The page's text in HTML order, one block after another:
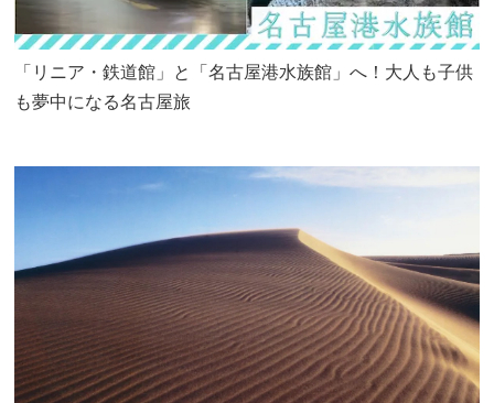
「リニア・鉄道館」と「名古屋港水族館」へ！大人も子供
も夢中になる名古屋旅